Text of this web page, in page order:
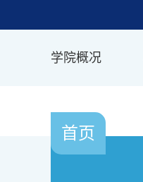
学院概况
首页